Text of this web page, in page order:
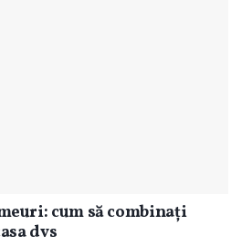
cum să combinați
dvs